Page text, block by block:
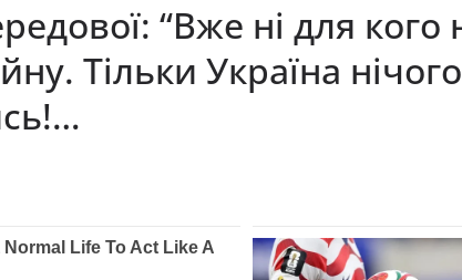
“Вже ні для
Тільки Україна